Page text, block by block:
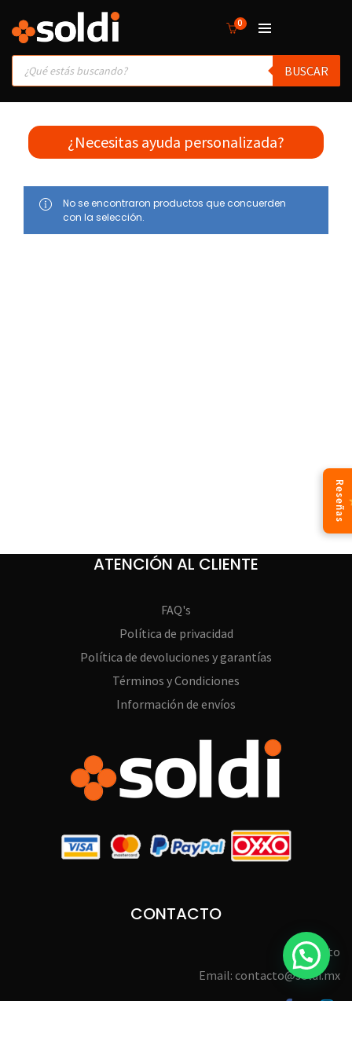
0
Products
search
BUSCAR
¿Necesitas ayuda personalizada?
No se encontraron productos que concuerden
con la selección.
ATENCIÓN AL CLIENTE
FAQ's
Política de privacidad
Política de devoluciones y garantías
Términos y Condiciones
Información de envíos
CONTACTO
Contacto
Email: contacto@soldi.mx
Reseñas